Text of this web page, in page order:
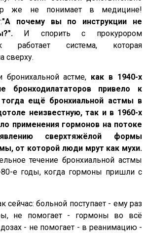
же не понимает в медицине!
"А почему вы по инструкции не
И спорить с прокурором
работает система, которая
сверху.
бронихальной астме, как в 1940-х
бронходилататоров привело к
тогда ещё бронхиальной астмы в
неизвестную, так и в 1960-х
применения гормонов на потоке
сверхтяжёлой формы
от которой люди мрут как мухи.
течение бронхиальной астмы
е годы, когда гормоны пришли с
сейчас: больной поступает - ему раз
не помогает - гормоны во всё
- не помогает - в реанимацию -